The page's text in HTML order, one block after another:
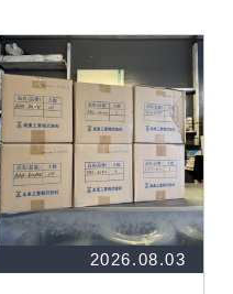
2026.08.03